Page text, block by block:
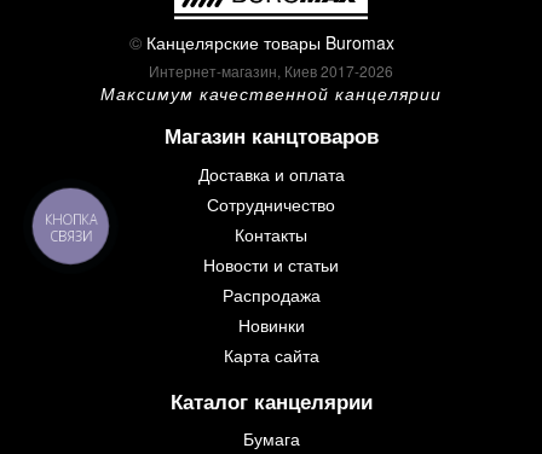
© Канцелярские товары Buromax
Интернет-магазин, Киев 2017-2026
Максимум качественной канцелярии
Магазин канцтоваров
Доставка и оплата
Сотрудничество
Контакты
Новости и статьи
Распродажа
Новинки
Карта сайта
Каталог канцелярии
Бумага
КНОПКА
СВЯЗИ